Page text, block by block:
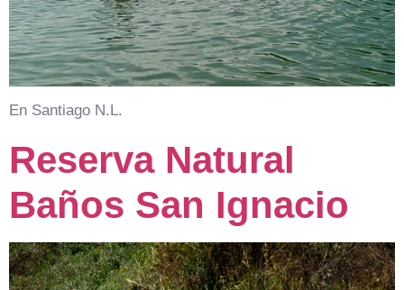
En Santiago N.L.
Reserva Natural
Baños San Ignacio